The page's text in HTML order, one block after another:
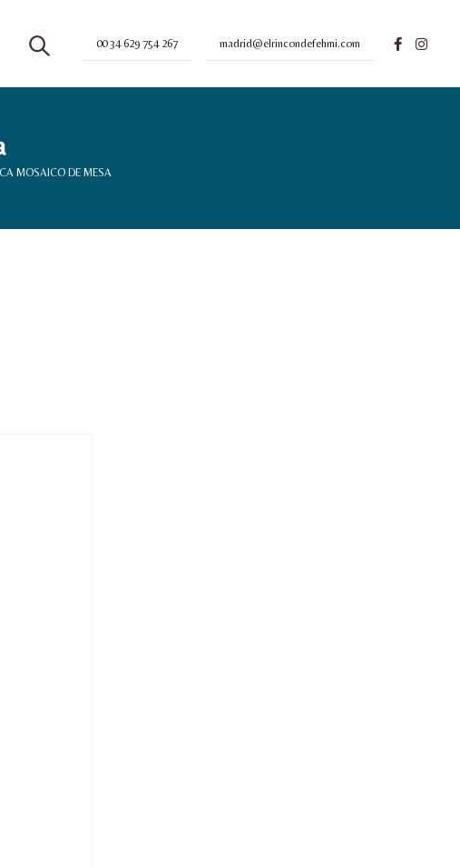
00 34 629 754 267 madrid@elrincondefehmi.com
MOSAICO DE MESA